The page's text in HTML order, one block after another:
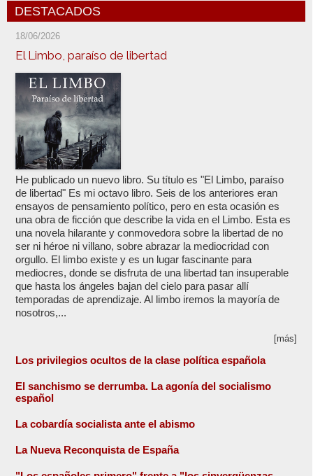
DESTACADOS
18/06/2026
El Limbo, paraíso de libertad
He publicado un nuevo libro. Su título es "El Limbo, paraíso
de libertad" Es mi octavo libro. Seis de los anteriores eran
ensayos de pensamiento político, pero en esta ocasión es
una obra de ficción que describe la vida en el Limbo. Esta es
una novela hilarante y conmovedora sobre la libertad de no
ser ni héroe ni villano, sobre abrazar la mediocridad con
orgullo. El limbo existe y es un lugar fascinante para
mediocres, donde se disfruta de una libertad tan insuperable
que hasta los ángeles bajan del cielo para pasar allí
temporadas de aprendizaje. Al limbo iremos la mayoría de
nosotros,...
[más]
Los privilegios ocultos de la clase política española
El sanchismo se derrumba. La agonía del socialismo
español
La cobardía socialista ante el abismo
La Nueva Reconquista de España